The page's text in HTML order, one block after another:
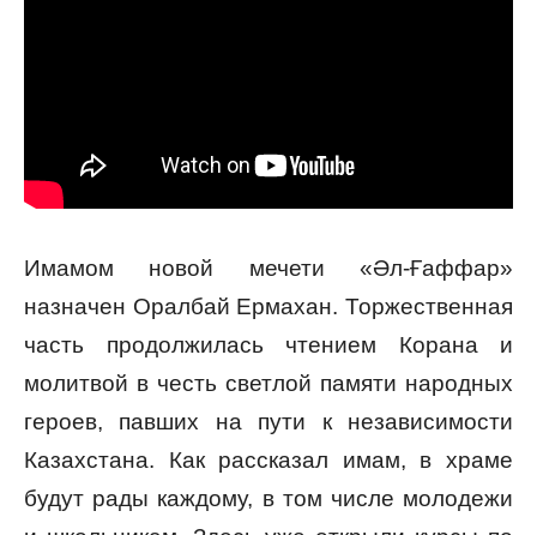
Имамом новой мечети «Әл-Ғаффар»
назначен Оралбай Ермахан. Торжественная
часть продолжилась чтением Корана и
молитвой в честь светлой памяти народных
героев, павших на пути к независимости
Казахстана. Как рассказал имам, в храме
будут рады каждому, в том числе молодежи